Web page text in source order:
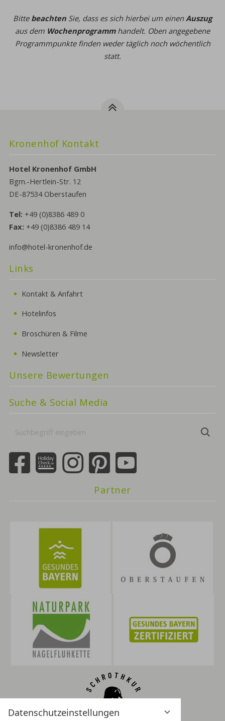
Datenschutzeinstellungen
Bitte beachten Sie, dass es sich hierbei um einenAuszug
aus dem Wochenprogrammhandelt. Oben angegebene
Programmpunkte finden weder täglich noch wöchentlich
statt.
Kronenhof Kontakt
Hotel Kronenhof GmbH
Bgm.-Hertlein-Str. 12
DE-87534 Oberstaufen
Tel: +49 (0)8386 489 0
Fax: +49 (0)8386 489 14
info@hotel-kronenhof.de
Links
Kontakt & Anfahrt
Hotelinfos
Broschüren & Filme
Newsletter
Unsere Bewertungen
Suche & Social Media
Partner